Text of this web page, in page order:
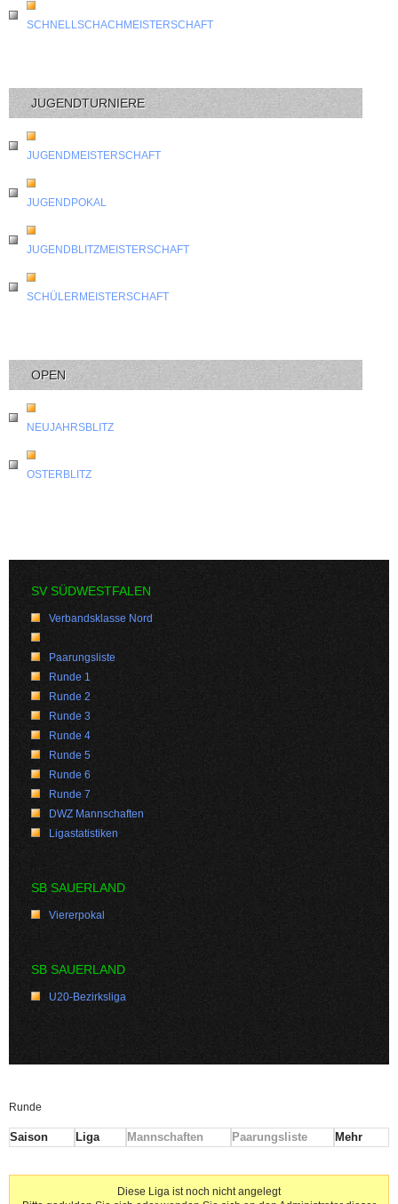
SCHNELLSCHACHMEISTERSCHAFT
JUGENDTURNIERE
JUGENDMEISTERSCHAFT
JUGENDPOKAL
JUGENDBLITZMEISTERSCHAFT
SCHÜLERMEISTERSCHAFT
OPEN
NEUJAHRSBLITZ
OSTERBLITZ
SV SÜDWESTFALEN
Verbandsklasse Nord
Paarungsliste
Runde 1
Runde 2
Runde 3
Runde 4
Runde 5
Runde 6
Runde 7
DWZ Mannschaften
Ligastatistiken
SB SAUERLAND
Viererpokal
SB SAUERLAND
U20-Bezirksliga
Runde
Saison Liga Mannschaften Paarungsliste Mehr
Diese Liga ist noch nicht angelegt